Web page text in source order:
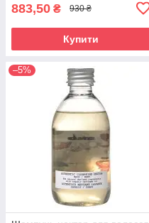
883,50 ₴ 930 ₴
Купити
–5%